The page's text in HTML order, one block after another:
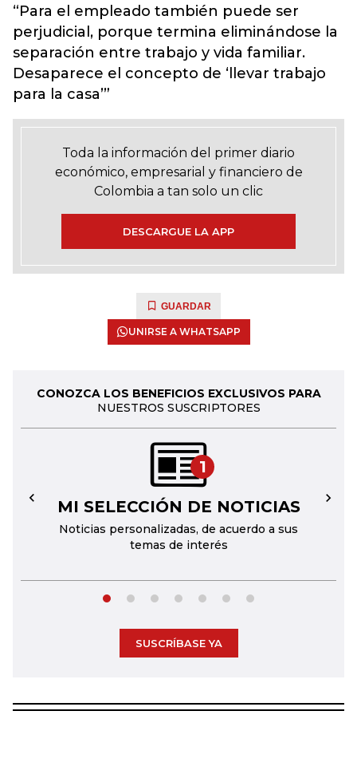
“Para el empleado también puede ser
perjudicial, porque termina eliminándose la
separación entre trabajo y vida familiar.
Desaparece el concepto de ‘llevar trabajo
para la casa’”
Toda la información del primer diario
económico, empresarial y financiero de
Colombia a tan solo un clic
DESCARGUE LA APP
GUARDAR
UNIRSE A WHATSAPP
CONOZCA LOS BENEFICIOS EXCLUSIVOS PARA
NUESTROS SUSCRIPTORES
1
MI SELECCIÓN DE NOTICIAS
Noticias personalizadas, de acuerdo a sus
temas de interés
← →
SUSCRÍBASE YA